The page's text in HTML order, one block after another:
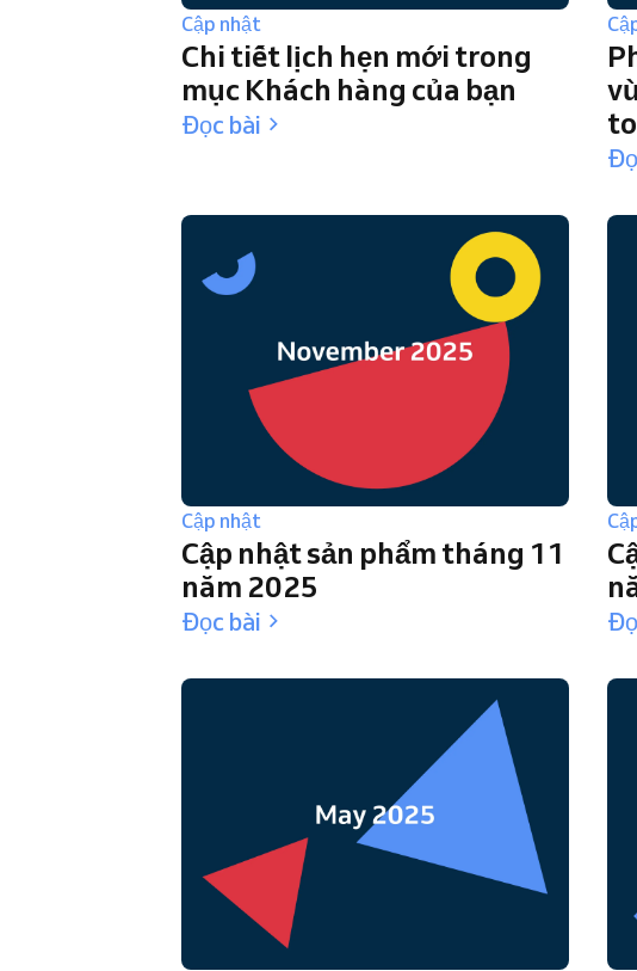
Cập nhật
Chi tiết lịch hẹn mới trong
mục Khách hàng của bạn
Đọc bài
Cập nhật
Cập nhật sản phẩm tháng 11
năm 2025
Đọc bài